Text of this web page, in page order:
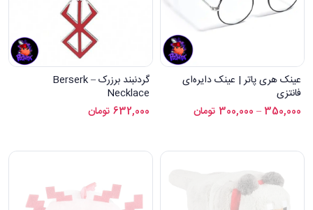
عینک هری پاتر | عینک دایره‌ای
فانتزی
350,000
–
300,000 تومان
گردنبند برزرک – Berserk
Necklace
632,000 تومان